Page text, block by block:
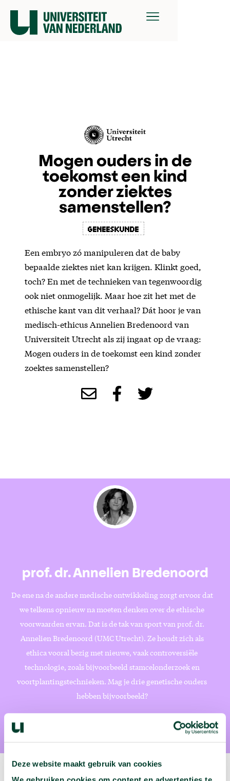
Deze website maakt gebruik van cookies
Mogen ouders in de
toekomst een kind
zonder ziektes
samenstellen?
geneeskunde
Een embryo zó manipuleren dat de baby
bepaalde ziektes niet kan krijgen. Klinkt goed,
toch? En met de technieken van tegenwoordig
ook niet onmogelijk. Maar hoe zit het met de
ethische kant van dit verhaal? Dát hoor je van
medisch-ethicus Annelien Bredenoord van
Universiteit Utrecht als zij ingaat op de vraag:
Mogen ouders in de toekomst een kind zonder
zoektes samenstellen?
prof. dr. Annelien Bredenoord
De ene na de andere medische ontwikkeling zorgt ervoor dat
we telkens opnieuw na moeten denken over de ethische
voorwaarden ervan. Dat is de tak van sport van prof. dr.
Annelien Bredenoord (UMC Utrecht). Ze houdt zich als
ethica vooral bezig met nieuwe, vaak controversiële
technologie, zoals bijvoorbeeld stamcelonderzoek en
voortplantingstechnieken. Mag je drie genetische ouders
hebben bijvoorbeeld?